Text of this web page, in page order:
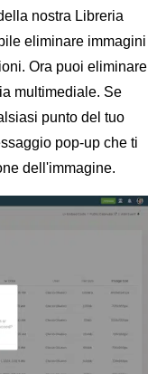
nostra Libreria
eliminare immagini
Ora puoi eliminare
multimediale. Se
punto del tuo
pop-up che ti
dell'immagine.